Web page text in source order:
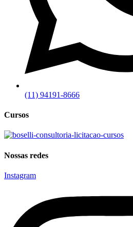
(11) 94191-8666
Cursos
Nossas redes
Instagram